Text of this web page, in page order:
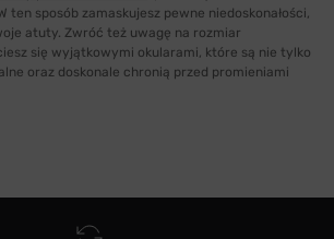
ten sposób zamaskujesz pewne niedoskonałości,
atuty. Zwróć też uwagę na rozmiar
się wyjątkowymi okularami, które są nie tylko
oraz doskonale chronią przed promieniami